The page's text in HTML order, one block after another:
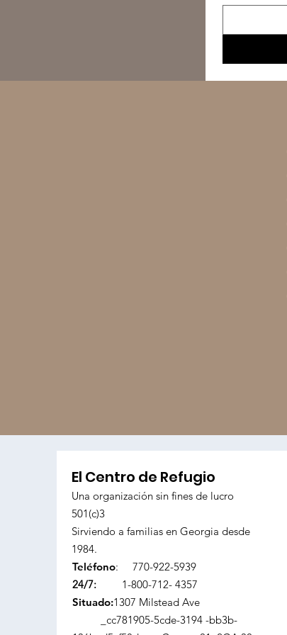
El Centro de Refugio
Una organización sin fines de lucro
501(c)3
Sirviendo a familias en Georgia desde
1984.
Teléfono: 770-922-5939
24/7: 1-800-712- 4357
Situado:1307 Milstead Ave
_cc781905-5cde-3194 -bb3b-